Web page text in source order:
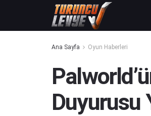
Ana Sayfa Oyun Haberleri
Duyurusu